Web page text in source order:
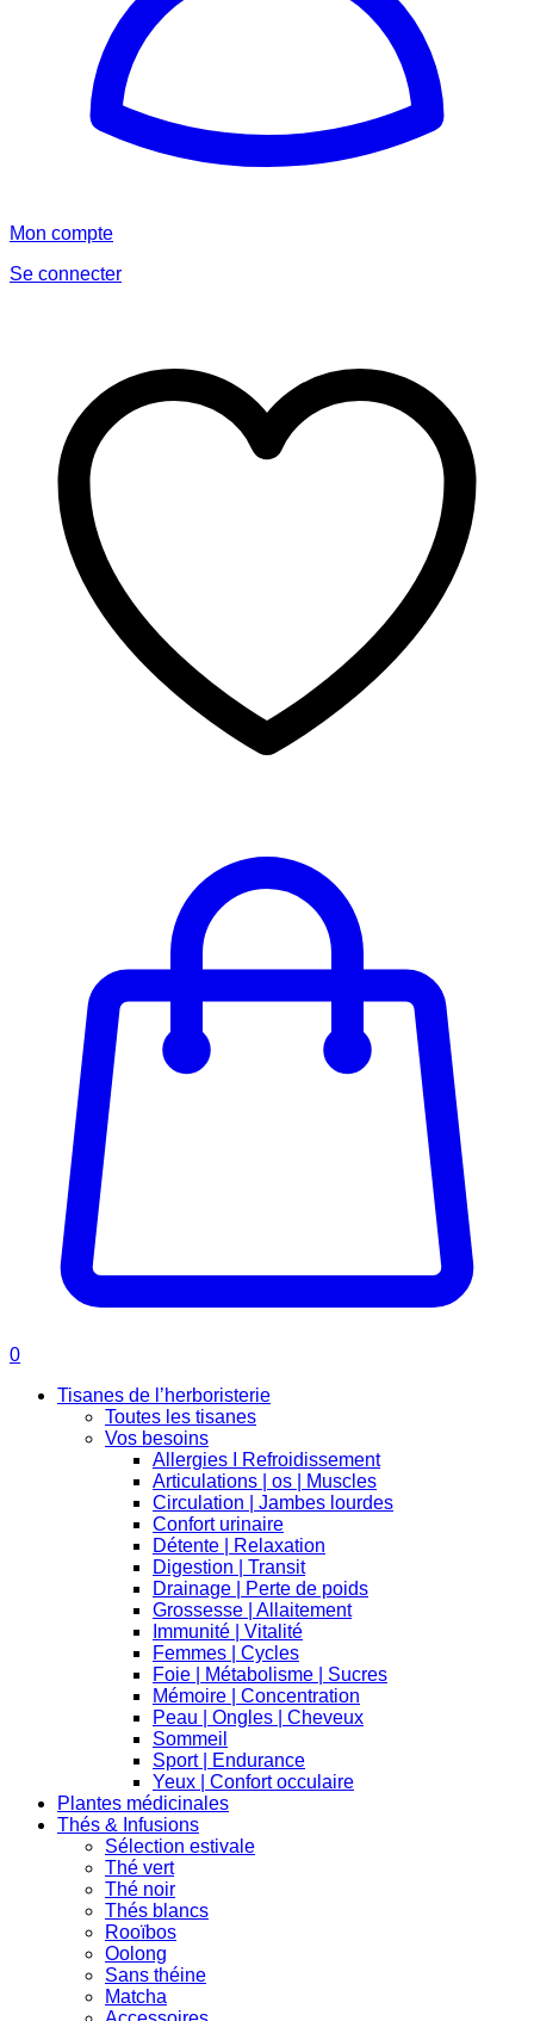
Mon compte
Se connecter
0
Tisanes de l’herboristerie
Toutes les tisanes
Vos besoins
Allergies I Refroidissement
Articulations | os | Muscles
Circulation | Jambes lourdes
Confort urinaire
Détente | Relaxation
Digestion | Transit
Drainage | Perte de poids
Grossesse | Allaitement
Immunité | Vitalité
Femmes | Cycles
Foie | Métabolisme | Sucres
Mémoire | Concentration
Peau | Ongles | Cheveux
Sommeil
Sport | Endurance
Yeux | Confort occulaire
Plantes médicinales
Thés & Infusions
Sélection estivale
Thé vert
Thé noir
Thés blancs
Rooïbos
Oolong
Sans théine
Matcha